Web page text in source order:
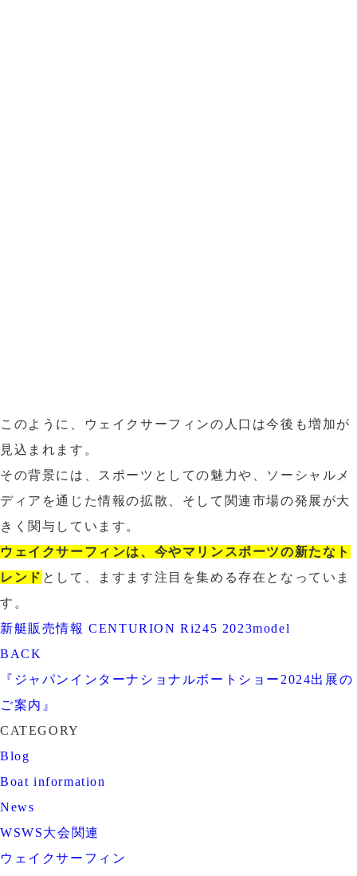
このように、ウェイクサーフィンの人口は今後も増加が
見込まれます。
その背景には、スポーツとしての魅力や、ソーシャルメ
ディアを通じた情報の拡散、そして関連市場の発展が大
きく関与しています。
ウェイクサーフィンは、今やマリンスポーツの新たなト
レンド として、ますます注目を集める存在となっていま
す。
新艇販売情報 CENTURION Ri245 2023model
BACK
『ジャパンインターナショナルボートショー2024出展の
ご案内』
CATEGORY
Blog
Boat information
News
WSWS大会関連
ウェイクサーフィン